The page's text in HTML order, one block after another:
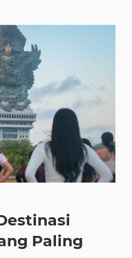
Paling